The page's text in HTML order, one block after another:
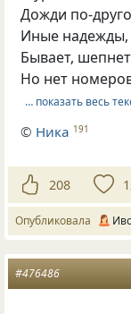
Дожди по-
Иные
Бывает,
Но нет
… показать весь
© Ника 191
208
Опубликовала
#476486